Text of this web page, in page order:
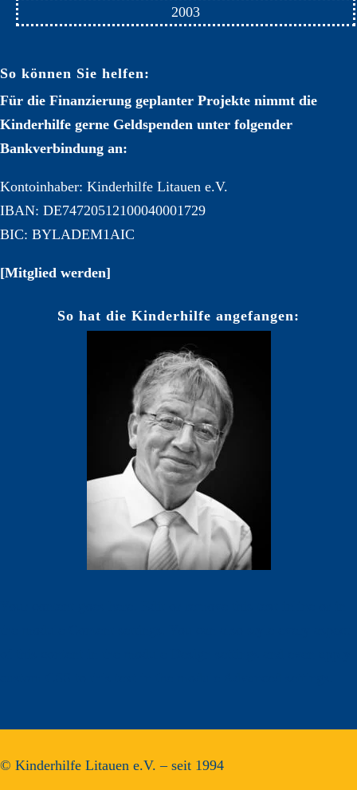
2003
So können Sie helfen:
Für die Finanzierung geplanter Projekte nimmt die
Kinderhilfe gerne Geldspenden unter folgender
Bankverbindung an:
Kontoinhaber: Kinderhilfe Litauen e.V.
IBAN: DE74720512100040001729
BIC: BYLADEM1AIC
[Mitglied werden]
So hat die Kinderhilfe angefangen:
© Kinderhilfe Litauen e.V. – seit 1994